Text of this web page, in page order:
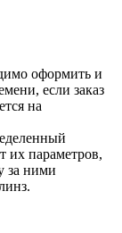
оформить и
если заказ
на
их параметров,
за ними